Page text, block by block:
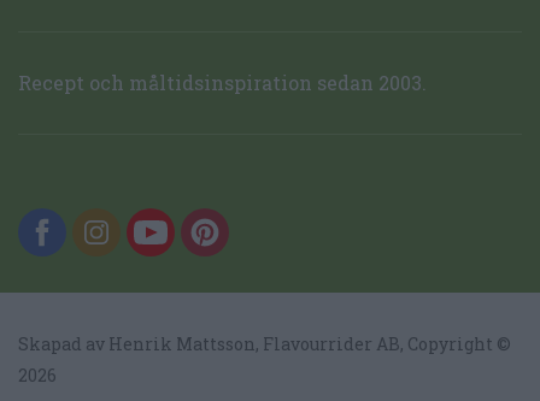
Recept och måltidsinspiration sedan 2003.
Skapad av Henrik Mattsson, Flavourrider AB, Copyright ©
2026